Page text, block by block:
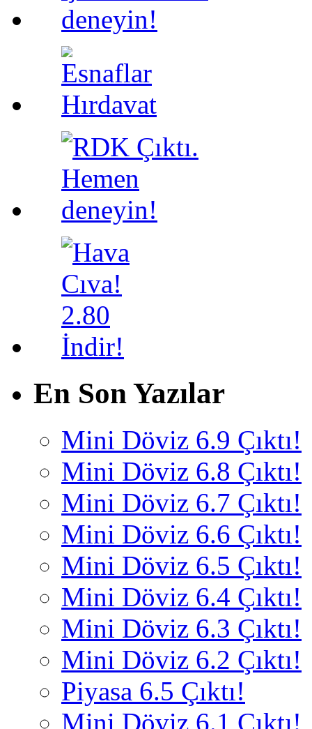
En Son Yazılar
Mini Döviz 6.9 Çıktı!
Mini Döviz 6.8 Çıktı!
Mini Döviz 6.7 Çıktı!
Mini Döviz 6.6 Çıktı!
Mini Döviz 6.5 Çıktı!
Mini Döviz 6.4 Çıktı!
Mini Döviz 6.3 Çıktı!
Mini Döviz 6.2 Çıktı!
Piyasa 6.5 Çıktı!
Mini Döviz 6.1 Çıktı!